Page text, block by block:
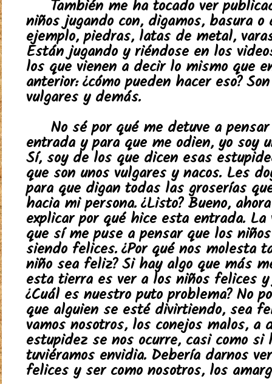
También me ha tocado ver
niños jugando con, digamos, basura o
ejemplo, piedras, latas de metal,
Están jugando y riéndose en los
los que vienen a decir lo mismo que
anterior: ¿cómo pueden hacer eso?
vulgares y demás.
No sé por qué me detuve a
entrada y para que me odien, yo soy
Sí, soy de los que dicen esas
que son unos vulgares y nacos. Les
para que digan todas las groserías
hacia mi persona. ¿Listo? Bueno,
explicar por qué hice esta entrada. La
que sí me puse a pensar que los
siendo felices. ¿Por qué nos molesta
niño sea feliz? Si hay algo que más
esta tierra es ver a los niños felices y
¿Cuál es nuestro puto problema? No
que alguien se esté divirtiendo, sea
vamos nosotros, los conejos malos, a
estupidez se nos ocurre, casi como si
tuviéramos envidia. Debería darnos
felices y ser como nosotros, los